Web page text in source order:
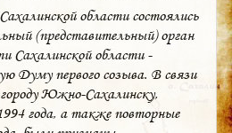
области состоялись
(представительный) орган
Сахалинской области -
Думу первого созыва. В связи
Южно-Сахалинску,
года, а также повторные